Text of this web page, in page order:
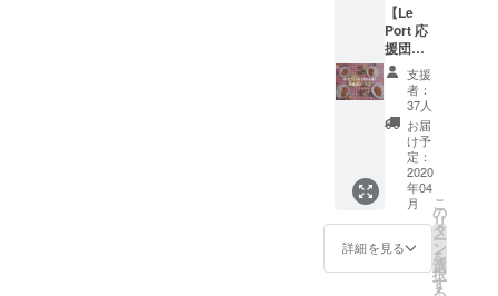
【Le
Port 応
援団
コース
②】 ・
心を込
めたサ
ンクス
メール
・活動
報告メ
ルマガ
（不要
な方は
備考欄
にご記
支援
者：
37人
お届
け予
定：
2020
年04
月
詳細を見る
こ
の
リ
タ
ー
ン
を
選
択
す
る